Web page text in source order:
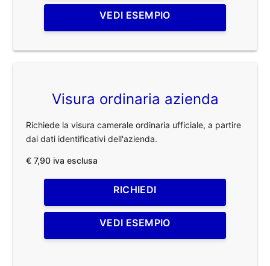
VEDI ESEMPIO
Visura ordinaria azienda
Richiede la visura camerale ordinaria ufficiale, a partire
dai dati identificativi dell'azienda.
€ 7,90 iva esclusa
RICHIEDI
VEDI ESEMPIO